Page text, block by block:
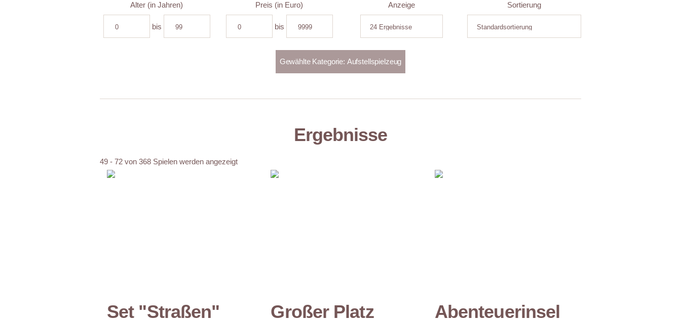
Alter (in Jahren)
bis
Preis (in Euro)
bis
Anzeige Sortierung
Ergebnisse
49 - 72 von 368 Spielen werden angezeigt
Set "Straßen" Großer Platz Abenteuerinsel